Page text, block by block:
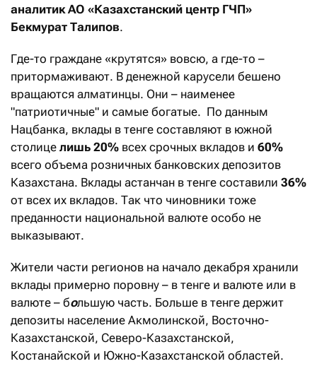
аналитик АО «Казахстанский центр ГЧП»
Бекмурат Талипов.
Где-то граждане «крутятся» вовсю, а где-то –
притормаживают. В денежной карусели бешено
вращаются алматинцы. Они – наименее
"патриотичные" и самые богатые. По данным
Нацбанка, вклады в тенге составляют в южной
столице лишь 20% всех срочных вкладов и 60%
всего объема розничных банковских депозитов
Казахстана. Вклады астанчан в тенге составили 36%
от всех их вкладов. Так что чиновники тоже
преданности национальной валюте особо не
выказывают.
Жители части регионов на начало декабря хранили
вклады примерно поровну – в тенге и валюте или в
валюте – большую часть. Больше в тенге держит
депозиты население Акмолинской, Восточно-
Казахстанской, Северо-Казахстанской,
Костанайской и Южно-Казахстанской областей.